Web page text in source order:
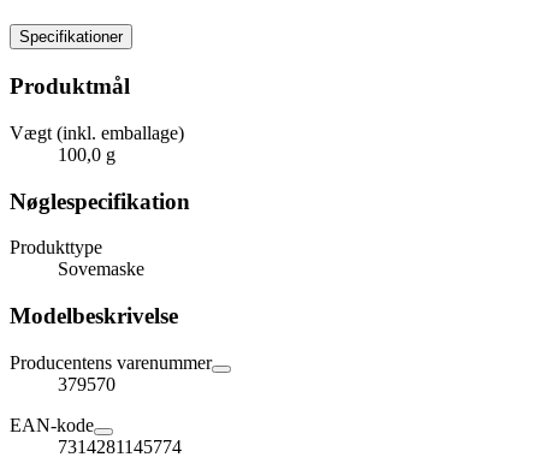
Specifikationer
Produktmål
Vægt (inkl. emballage)
100,0 g
Nøglespecifikation
Produkttype
Sovemaske
Modelbeskrivelse
Producentens varenummer
379570
EAN-kode
7314281145774